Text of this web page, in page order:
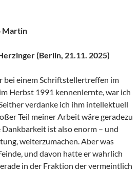
Martin
(Berlin, 21.11. 2025)
bei einem Schriftstellertreffen im
Herbst 1991 kennenlernte, war ich
verdanke ich ihm intellektuell
Teil meiner Arbeit wäre geradezu
ist also enorm – und
weiterzumachen. Aber was
und davon hatte er wahrlich
in der Fraktion der vermeintlich